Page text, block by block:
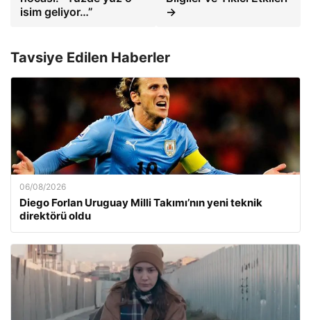
isim geliyor…”
→
Tavsiye Edilen Haberler
06/08/2026
Diego Forlan Uruguay Milli Takımı’nın yeni teknik
direktörü oldu